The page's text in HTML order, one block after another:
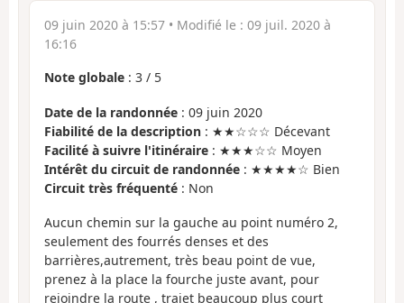
09 juin 2020 à 15:57 • Modifié le : 09 juil. 2020 à
16:16
Note globale : 3 / 5
Date de la randonnée : 09 juin 2020
Fiabilité de la description : ★★☆☆☆ Décevant
Facilité à suivre l'itinéraire : ★★★☆☆ Moyen
Intérêt du circuit de randonnée : ★★★★☆ Bien
Circuit très fréquenté : Non
Aucun chemin sur la gauche au point numéro 2,
seulement des fourrés denses et des
barrières,autrement, très beau point de vue,
prenez à la place la fourche juste avant, pour
rejoindre la route , trajet beaucoup plus court